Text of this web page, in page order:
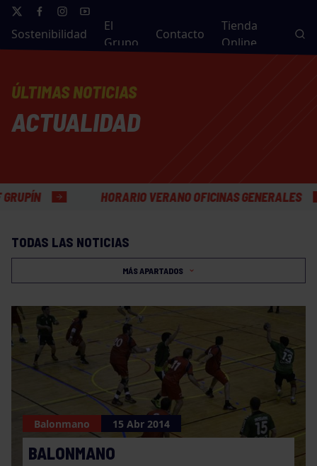
Sostenibilidad
El
Grupo
Contacto
Tienda
Online
ÚLTIMAS NOTICIAS
ACTUALIDAD
HORARIO VERANO OFICINAS GENERALES
TODAS LAS NOTICIAS
MÁS APARTADOS
Balonmano 15 Abr 2014
BALONMANO